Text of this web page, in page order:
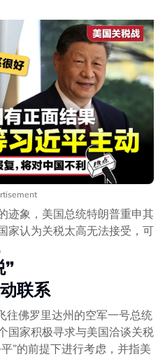
迹象，美国总统特朗普重申其
家认为关税太高无法接受，可
”
联系
往佛罗里达州的空军一号总统
国家积极寻求与美国洽谈关税
”的前提下进行考虑，并指美